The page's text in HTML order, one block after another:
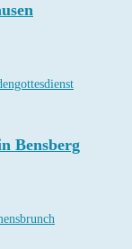
Bensberg